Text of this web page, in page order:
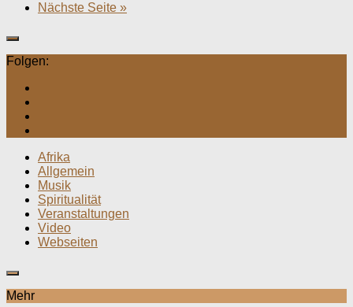
Nächste Seite »
Folgen:
Afrika
Allgemein
Musik
Spiritualität
Veranstaltungen
Video
Webseiten
Mehr